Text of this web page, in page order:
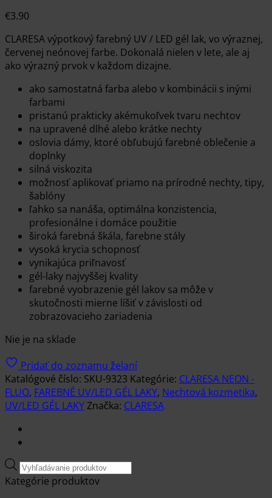
€3.90
CLARESA výpotkový farebný UV / LED gél lak, vo výraznej,
červenej neónovej farbe. Dokonalá nielen v lete, ale aj
ako výrazný prvok v každom dizajne.
ako samostatná farba alebo v kombinácii s inými
farbami
pristanú prakticky akémukoľvek tvaru nechtov
na upravené dlhé alebo krátke nechty
oslovia dámy, ktoré obľubujú farebné oblečenie a
doplnky
silná viskozita
možnosť aplikovať priamo na prírodné nechty, tipy,
šablóny
ľahko sa nanáša, optimálna konzistencia,
profesionálne i domáce použitie
široká farebná škála, farebne stály
vysoká krycia schopnosť
vynikajúca priľnavosť
gél-laky najvyššej kvality
farebné vyobrazenie gél lakov sa môže v
skutočnosti mierne líšiť v závislosti od
zobrazovacieho zariadenia
Nie je na sklade
Pridať do zoznamu želaní
Katalógové číslo: SKU-9323 Kategórie: CLARESA NEON -
FLUO, FAREBNÉ UV/LED GÉL LAKY, Nechtová kozmetika,
UV/LED GÉL LAKYZnačka: CLARESA
Products
search
Kategórie produktov